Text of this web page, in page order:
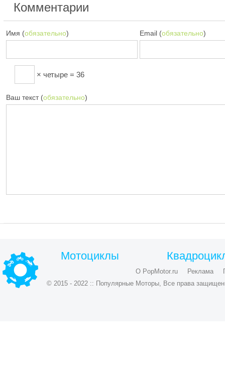
Комментарии
Имя (обязательно) Email (обязательно)
× четыре = 36
Ваш текст (обязательно)
Мотоциклы
О PopMotor.ru Реклама
© 2015 - 2022 :: Популярные Моторы, Все права